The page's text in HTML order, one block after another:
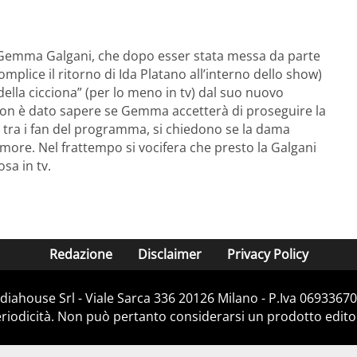
Galgani, che dopo esser stata messa da parte
il ritorno di Ida Platano all’interno dello show)
cicciona” (per lo meno in tv) dal suo nuovo
è dato sapere se Gemma accetterà di proseguire la
i fan del programma, si chiedono se la dama
Nel frattempo si vocifera che presto la Galgani
in tv.
Redazione Disclaimer Privacy Policy
Srl - Viale Sarca 336 20126 Milano - P.Iva
Non può pertanto considerarsi un prodotto